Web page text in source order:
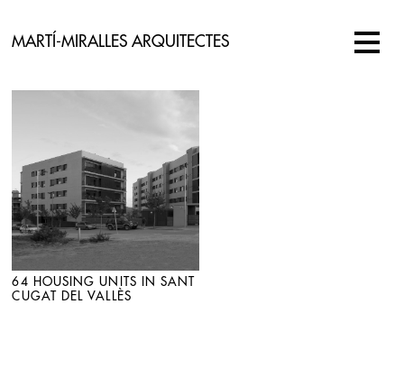
MARTÍ-MIRALLES ARQUITECTES
64 HOUSING UNITS IN SANT
CUGAT DEL VALLÈS